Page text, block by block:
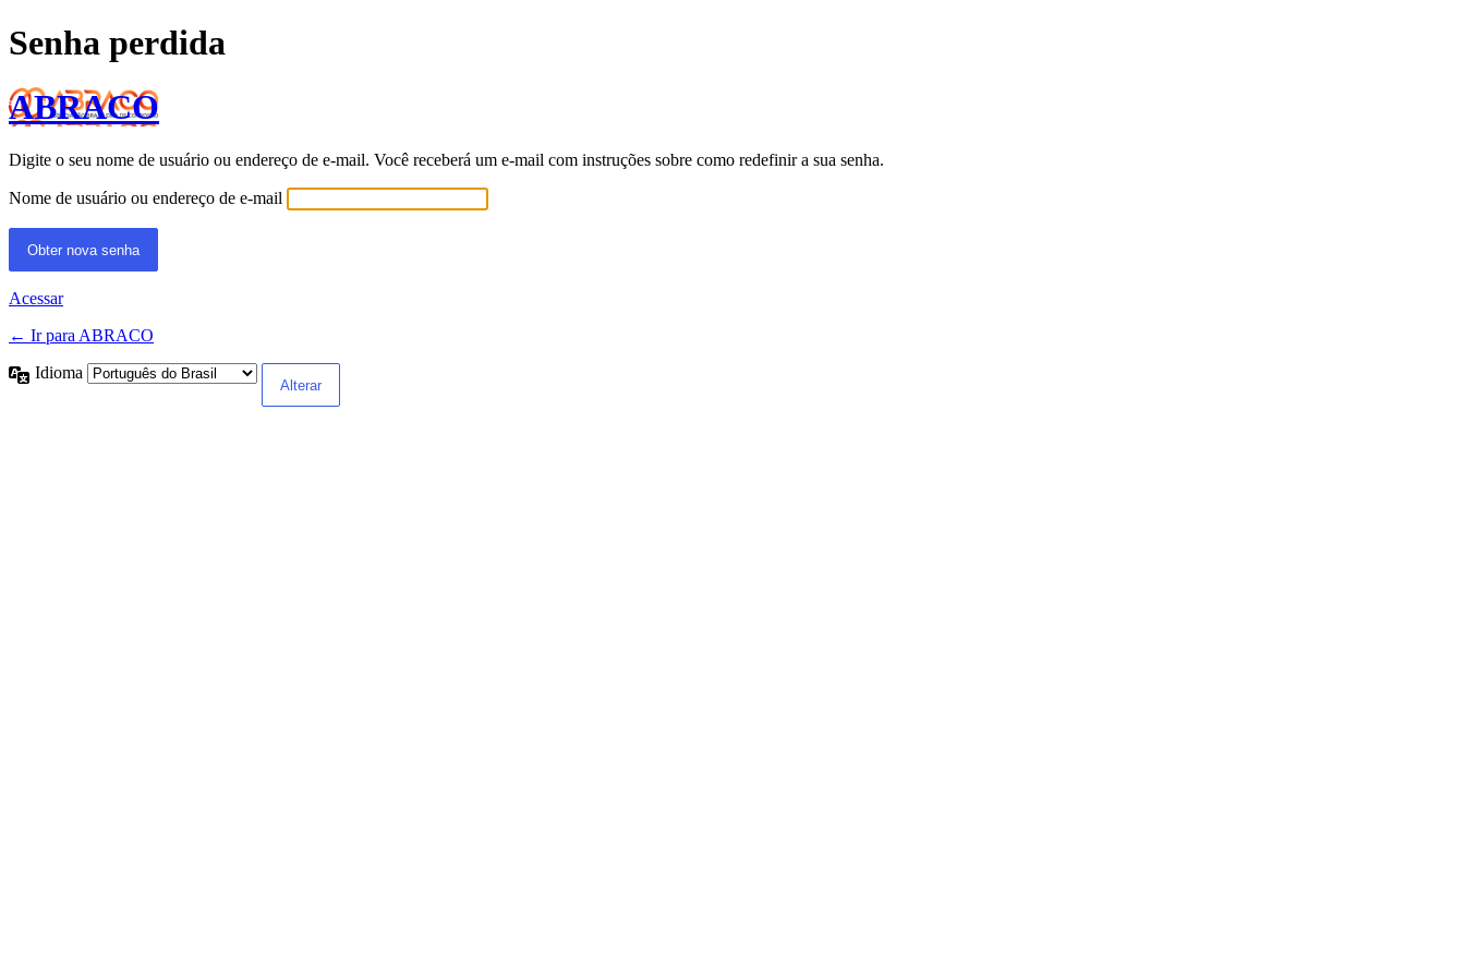
Senha perdida
ABRACO
Digite o seu nome de usuário ou endereço de e-mail. Você receberá um e-mail com instruções sobre como redefinir a sua senha.
Nome de usuário ou endereço de e-mail
Acessar
← Ir para ABRACO
Idioma